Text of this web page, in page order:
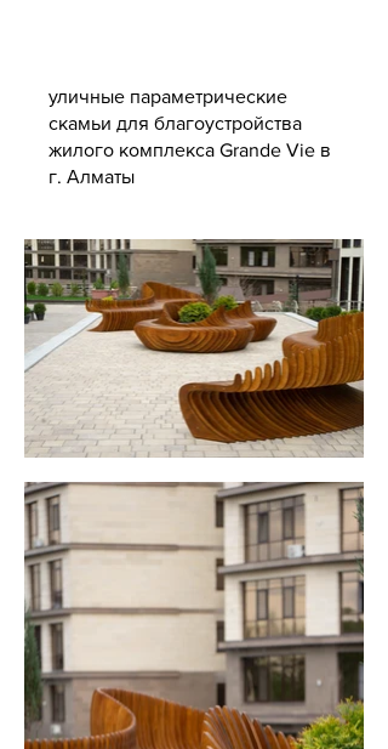
уличные параметрические
скамьи для благоустройства
жилого комплекса Grande Vie в
г. Алматы